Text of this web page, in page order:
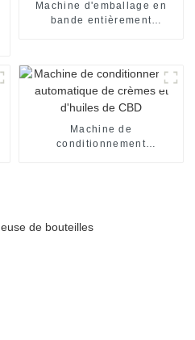
Machine d'emballage en
bande entièrement
Machine de
conditionnement